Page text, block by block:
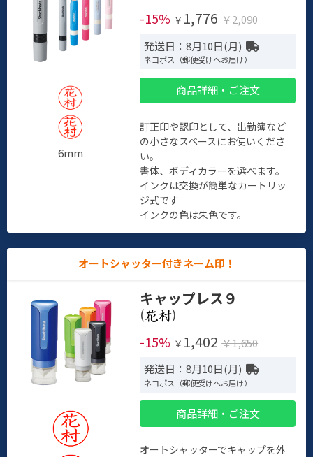
6mm
-15% ￥ 1,776 ￥2,090
発送日：8月10日(月)
ネコポス（郵便受けへお届け）
商品詳細・ご注文
訂正印や認印として、出勤簿など
の小さなスペースにお使いくださ
い。
書体、ボディカラーを選べます。
インクは交換が簡単なカートリッ
ジ式です
インクの色は朱色です。
オートシャッター付きネーム印！
キャップレス９
(
)
-15% ￥ 1,402 ￥1,650
発送日：8月10日(月)
ネコポス（郵便受けへお届け）
商品詳細・ご注文
オートシャッターでキャップを外